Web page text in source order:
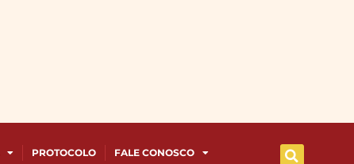
PROTOCOLO FALE CONOSCO